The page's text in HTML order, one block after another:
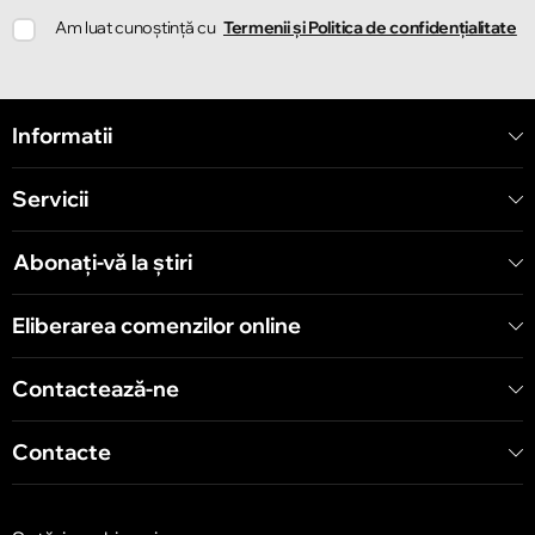
Strada Ion Creangă 78
Strada Mitropolit Varlaam 58
Chișinău
Am luat cunoștință cu Termenii și Politica de confidențialitate
Informatii
Servicii
Abonați-vă la știri
Eliberarea comenzilor online
Contactează-ne
Contacte